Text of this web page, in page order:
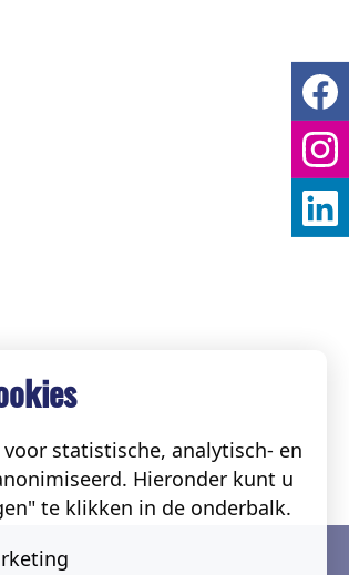
statistische, analytisch- en
Hieronder kunt u
te klikken in de onderbalk.